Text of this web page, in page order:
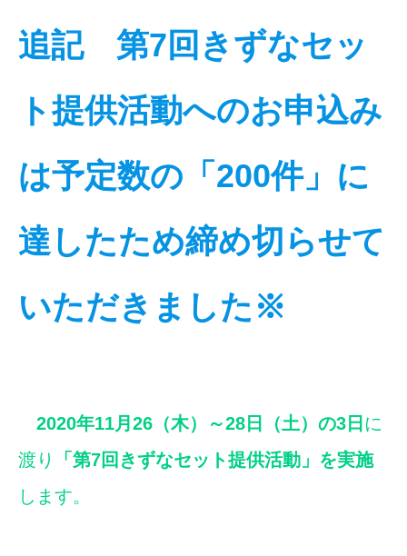
追記 第7回きずなセッ
ト提供活動へのお申込み
は予定数の「200件」に
達したため締め切らせて
いただきました※
2020年11月26（木）～28日（土）の3日 に
渡り
「第7回きずなセット提供活動」を実施
します。